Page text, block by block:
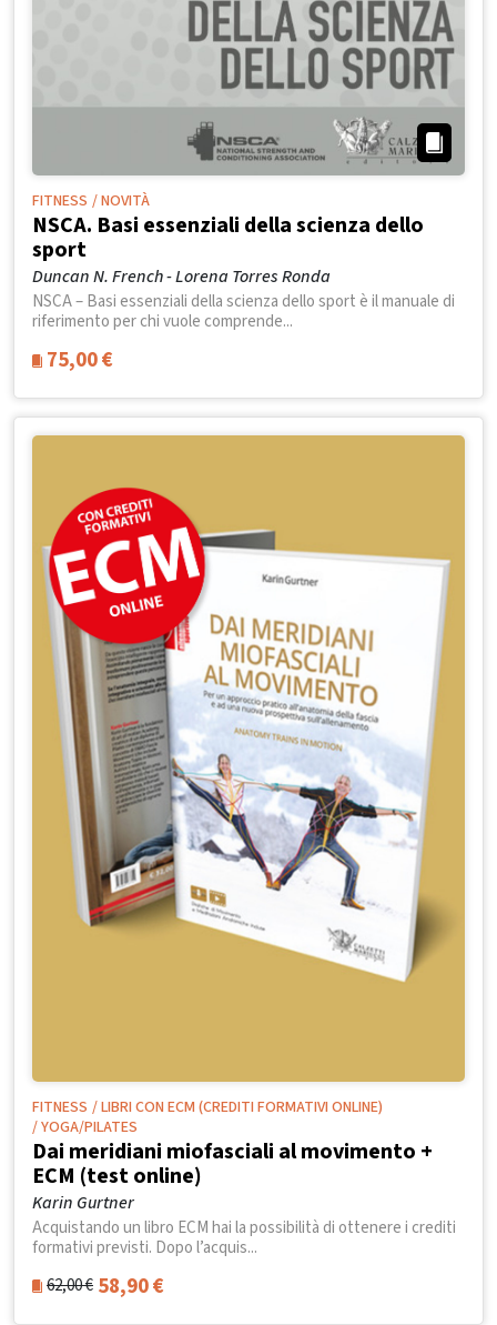
FITNESS / NOVITÀ
NSCA. Basi essenziali della scienza dello
sport
Duncan N. French - Lorena Torres Ronda
NSCA – Basi essenziali della scienza dello sport è il manuale di
riferimento per chi vuole comprende...
75,00€
FITNESS / LIBRI CON ECM (CREDITI FORMATIVI ONLINE)
/ YOGA/PILATES
Dai meridiani miofasciali al movimento +
ECM (test online)
Karin Gurtner
Acquistando un libro ECM hai la possibilità di ottenere i crediti
formativi previsti. Dopo l’acquis...
62,00€ 58,90€